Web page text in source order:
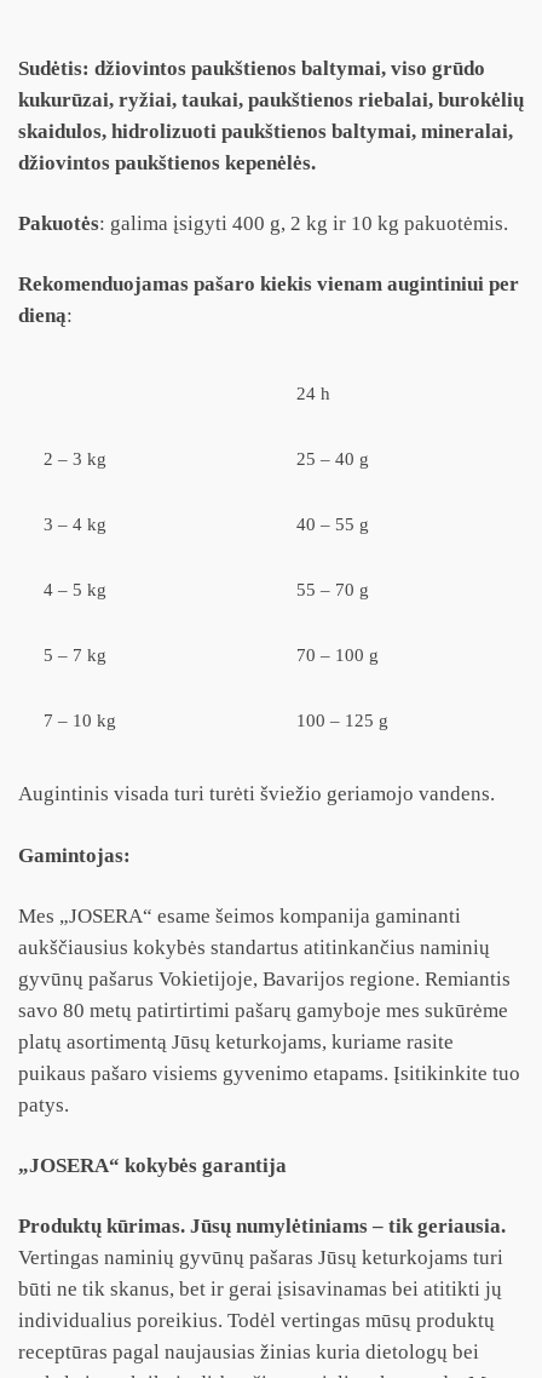
Sudėtis: džiovintos paukštienos baltymai, viso grūdo
kukurūzai, ryžiai, taukai, paukštienos riebalai, burokėlių
skaidulos, hidrolizuoti paukštienos baltymai, mineralai,
džiovintos paukštienos kepenėlės.
Pakuotės: galima įsigyti 400 g, 2 kg ir 10 kg pakuotėmis.
Rekomenduojamas pašaro kiekis vienam augintiniui per
dieną:
24 h
2 – 3 kg 25 – 40 g
3 – 4 kg 40 – 55 g
4 – 5 kg 55 – 70 g
5 – 7 kg 70 – 100 g
7 – 10 kg 100 – 125 g
Augintinis visada turi turėti šviežio geriamojo vandens.
Gamintojas:
Mes „JOSERA“ esame šeimos kompanija gaminanti
aukščiausius kokybės standartus atitinkančius naminių
gyvūnų pašarus Vokietijoje, Bavarijos regione. Remiantis
savo 80 metų patirtirtimi pašarų gamyboje mes sukūrėme
platų asortimentą Jūsų keturkojams, kuriame rasite
puikaus pašaro visiems gyvenimo etapams. Įsitikinkite tuo
patys.
„JOSERA“ kokybės garantija
Produktų kūrimas. Jūsų numylėtiniams – tik geriausia.
Vertingas naminių gyvūnų pašaras Jūsų keturkojams turi
būti ne tik skanus, bet ir gerai įsisavinamas bei atitikti jų
individualius poreikius. Todėl vertingas mūsų produktų
receptūras pagal naujausias žinias kuria dietologų bei